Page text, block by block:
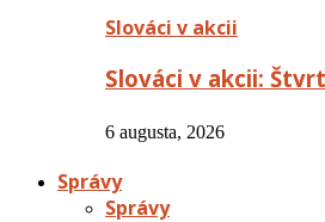
Slováci v akcii
Slováci v akcii:
6 augusta, 2026
Správy
Správy